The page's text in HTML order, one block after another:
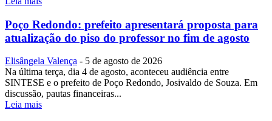
Poço Redondo: prefeito apresentará proposta para
atualização do piso do professor no fim de agosto
Elisângela Valença - 5 de agosto de 2026
Na última terça, dia 4 de agosto, aconteceu audiência entre
SINTESE e o prefeito de Poço Redondo, Josivaldo de Souza. Em
discussão, pautas financeiras...
Leia mais